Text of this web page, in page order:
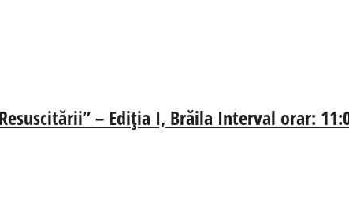
– Ediția I, Brăila Interval orar: